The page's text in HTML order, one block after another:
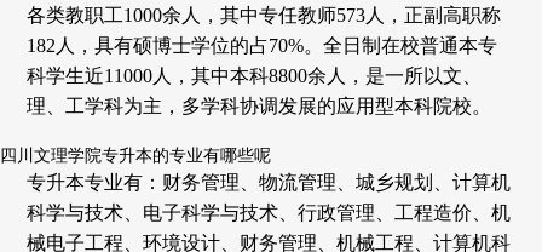
各类教职工1000余人，其中专任教师573人，正副高职称
182人，具有硕博士学位的占70%。全日制在校普通本专
科学生近11000人，其中本科8800余人，是一所以文、
理、工学科为主，多学科协调发展的应用型本科院校。
四川文理学院专升本的专业有哪些呢
专升本专业有：财务管理、物流管理、城乡规划、计算机
科学与技术、电子科学与技术、行政管理、工程造价、机
械电子工程、环境设计、财务管理、机械工程、计算机科